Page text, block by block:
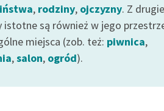
, rodziny, ojczyzny. Z
istotne są również w jego
miejsca (zob. też: piwnica,
,salon, ogród).